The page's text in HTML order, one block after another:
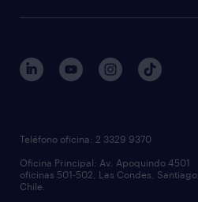
Teléfono oficina: 2 3329 9370
Oficina Principal: Av. Apoquindo 4501
oficinas 501-502, Las Condes, Santiago,
Chile.